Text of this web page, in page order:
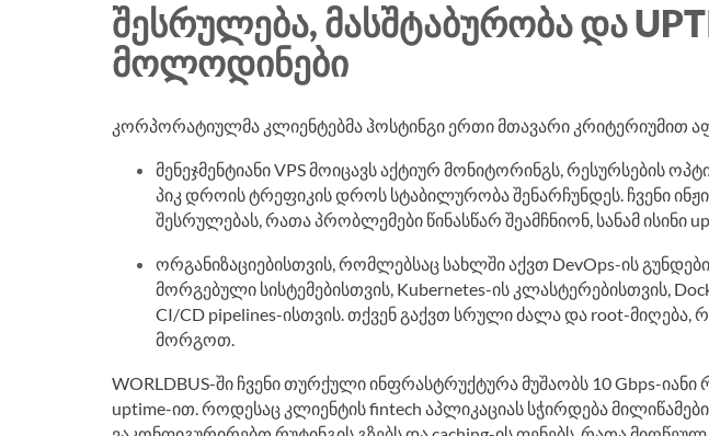
ᲨᲔᲡᲠᲣᲚᲔᲑᲐ, ᲛᲐᲡᲨᲢᲐᲑᲣᲠᲝᲑᲐ ᲓᲐ
ᲛᲝᲚᲝᲓᲘᲜᲔᲑᲘ
კორპორატიულმა კლიენტებმა ჰოსტინგი ერთი მთავარი კრიტერიუმით
მენეჯმენტიანი VPS მოიცავს აქტიურ მონიტორინგს, რესურსების
პიკ დროის ტრეფიკის დროს სტაბილურობა შენარჩუნდეს. ჩვენი
შესრულებას, რათა პრობლემები წინასწარ შეამჩნიონ, სანამ ისინი
ორგანიზაციებისთვის, რომლებსაც სახლში აქვთ DevOps-ის
მორგებული სისტემებისთვის, Kubernetes-ის კლასტერებისთვის,
CI/CD pipelines-ისთვის. თქვენ გაქვთ სრული ძალა და root-
მორგოთ.
WORLDBUS-ში ჩვენი თურქული ინფრასტრუქტურა მუშაობს 10 Gbps-
uptime-ით. როდესაც კლიენტის fintech აპლიკაციას სჭირდება